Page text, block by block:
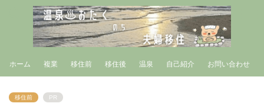
ホーム 複業 移住前 移住後 温泉 自己紹介 お問い合わせ
移住前 PR